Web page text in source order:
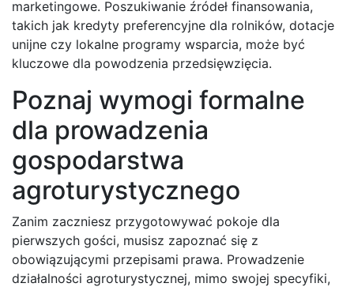
marketingowe. Poszukiwanie źródeł finansowania,
takich jak kredyty preferencyjne dla rolników, dotacje
unijne czy lokalne programy wsparcia, może być
kluczowe dla powodzenia przedsięwzięcia.
Poznaj wymogi formalne
dla prowadzenia
gospodarstwa
agroturystycznego
Zanim zaczniesz przygotowywać pokoje dla
pierwszych gości, musisz zapoznać się z
obowiązującymi przepisami prawa. Prowadzenie
działalności agroturystycznej, mimo swojej specyfiki,